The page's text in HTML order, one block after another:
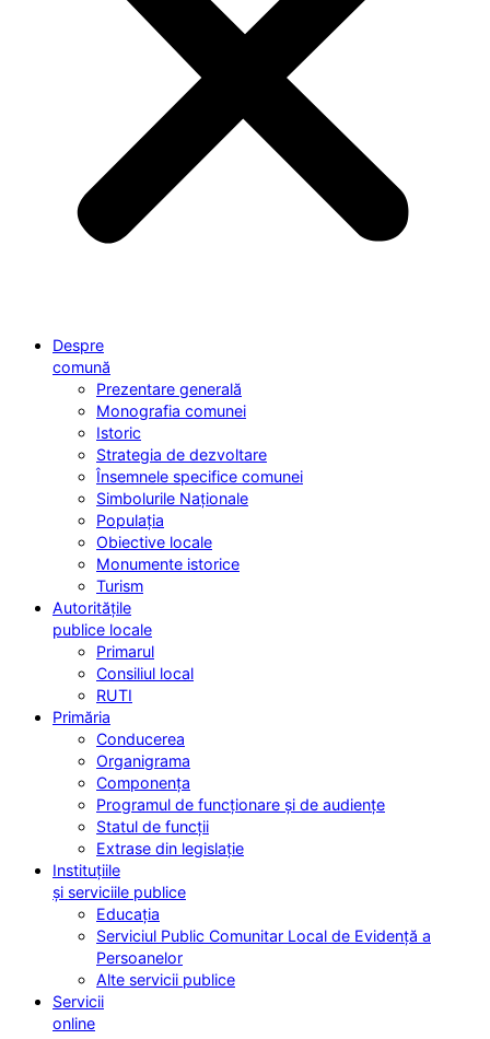
Despre
comună
Prezentare generală
Monografia comunei
Istoric
Strategia de dezvoltare
Însemnele specifice comunei
Simbolurile Naționale
Populația
Obiective locale
Monumente istorice
Turism
Autoritățile
publice locale
Primarul
Consiliul local
RUTI
Primăria
Conducerea
Organigrama
Componența
Programul de funcționare și de audiențe
Statul de funcții
Extrase din legislație
Instituțiile
și serviciile publice
Educația
Serviciul Public Comunitar Local de Evidență a
Persoanelor
Alte servicii publice
Servicii
online